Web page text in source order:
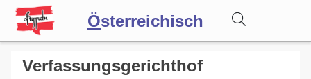
Österreichisch
Wörterbuch
Verfassungsgerichthof